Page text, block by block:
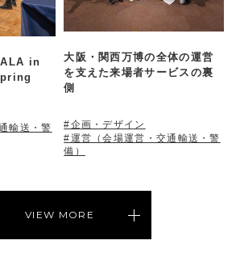
in
輸送・警
大阪・関西万博の全体の運営
を支えた来場者サービスの裏
側
#企画・デザイン
#運営（会場運営・交通輸送・警
備）
VIEW MORE